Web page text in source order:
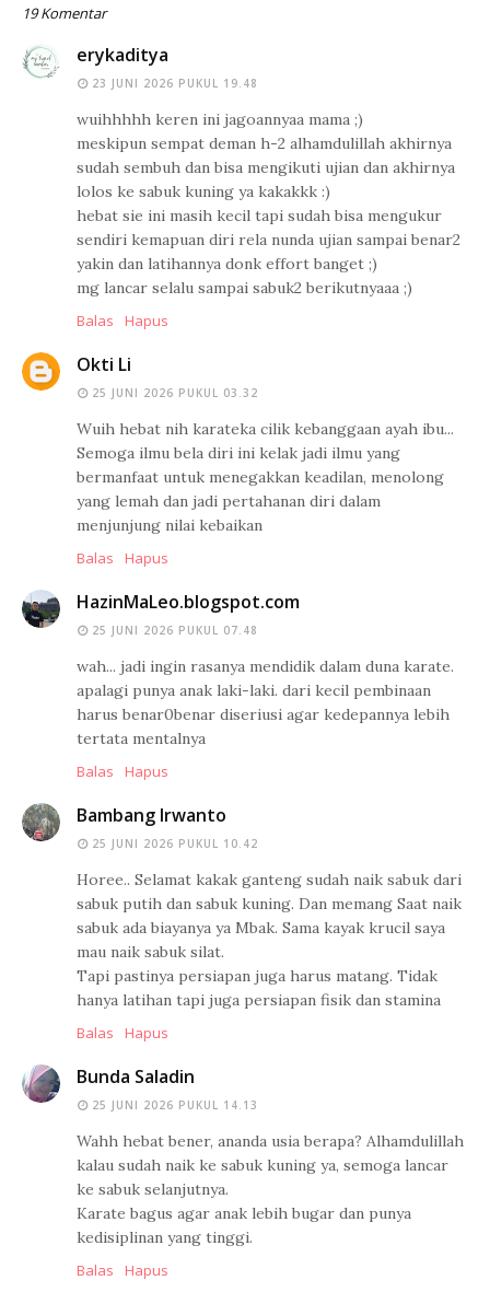
19 Komentar
erykaditya
23 JUNI 2026 PUKUL 19.48
wuihhhhh keren ini jagoannyaa mama ;)
meskipun sempat deman h-2 alhamdulillah akhirnya
sudah sembuh dan bisa mengikuti ujian dan akhirnya
lolos ke sabuk kuning ya kakakkk :)
hebat sie ini masih kecil tapi sudah bisa mengukur
sendiri kemapuan diri rela nunda ujian sampai benar2
yakin dan latihannya donk effort banget ;)
mg lancar selalu sampai sabuk2 berikutnyaaa ;)
Balas
Hapus
Okti Li
25 JUNI 2026 PUKUL 03.32
Wuih hebat nih karateka cilik kebanggaan ayah ibu...
Semoga ilmu bela diri ini kelak jadi ilmu yang
bermanfaat untuk menegakkan keadilan, menolong
yang lemah dan jadi pertahanan diri dalam
menjunjung nilai kebaikan
Balas
Hapus
HazinMaLeo.blogspot.com
25 JUNI 2026 PUKUL 07.48
wah... jadi ingin rasanya mendidik dalam duna karate.
apalagi punya anak laki-laki. dari kecil pembinaan
harus benar0benar diseriusi agar kedepannya lebih
tertata mentalnya
Balas
Hapus
Bambang Irwanto
25 JUNI 2026 PUKUL 10.42
Horee.. Selamat kakak ganteng sudah naik sabuk dari
sabuk putih dan sabuk kuning. Dan memang Saat naik
sabuk ada biayanya ya Mbak. Sama kayak krucil saya
mau naik sabuk silat.
Tapi pastinya persiapan juga harus matang. Tidak
hanya latihan tapi juga persiapan fisik dan stamina
Balas
Hapus
Bunda Saladin
25 JUNI 2026 PUKUL 14.13
Wahh hebat bener, ananda usia berapa? Alhamdulillah
kalau sudah naik ke sabuk kuning ya, semoga lancar
ke sabuk selanjutnya.
Karate bagus agar anak lebih bugar dan punya
kedisiplinan yang tinggi.
Balas
Hapus